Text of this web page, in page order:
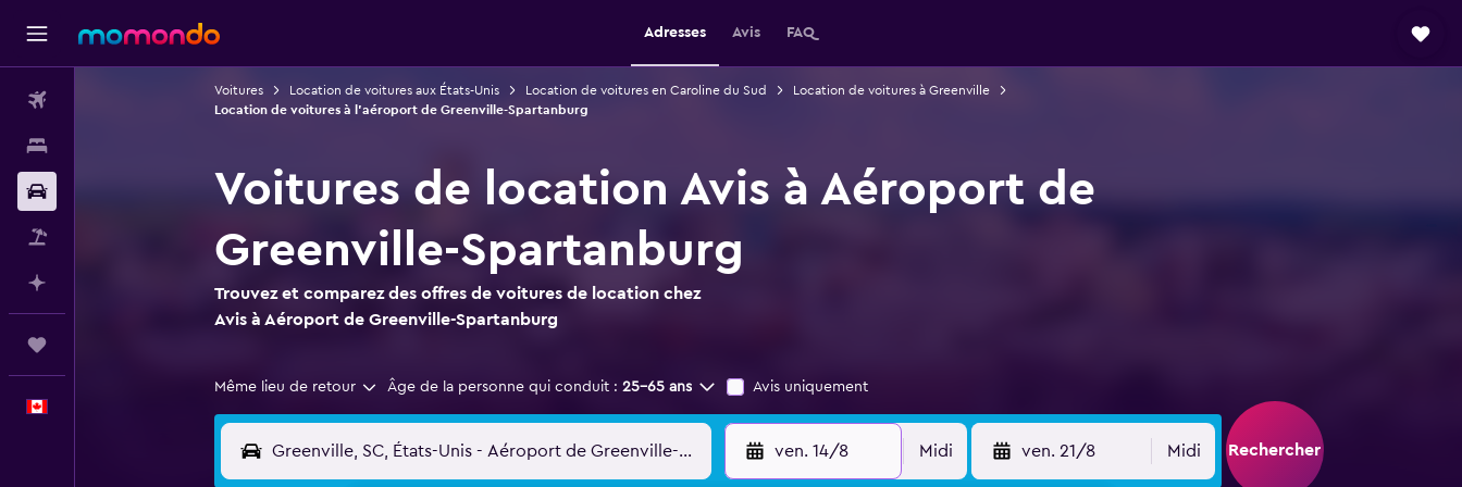
Adresses Avis FAQ
Voitures Location de voitures aux États-Unis Location de voitures en Caroline du Sud
Location de voitures à Greenville
Location de voitures à l'aéroport de Greenville-Spartanburg
Voitures de location Avis à Aéroport de
Greenville-Spartanburg
Trouvez et comparez des offres de voitures de location chez
Avis à Aéroport de Greenville-Spartanburg
Même lieu de retour Âge de la personne qui conduit : 25-65 ans Avis uniquement
ven. 14/8 Midi ven. 21/8 Midi Rechercher